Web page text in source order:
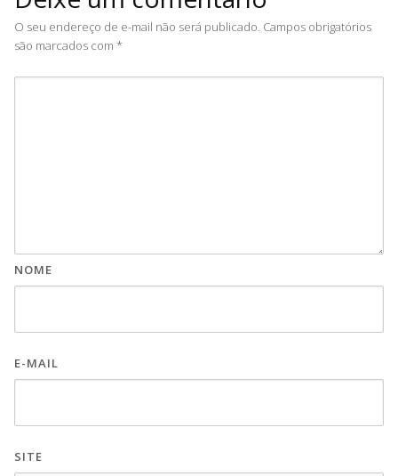
O seu endereço de e-mail não será publicado. Campos obrigatórios
são marcados com *
NOME
E-MAIL
SITE